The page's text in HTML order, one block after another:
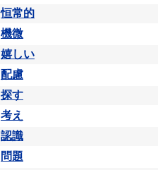
恒常的
機微
嬉しい
配慮
探す
考え
認識
問題